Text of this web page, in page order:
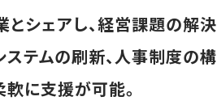
シェアし、経営課題の解決
ステムの刷新、人事制度の構
に支援が可能。